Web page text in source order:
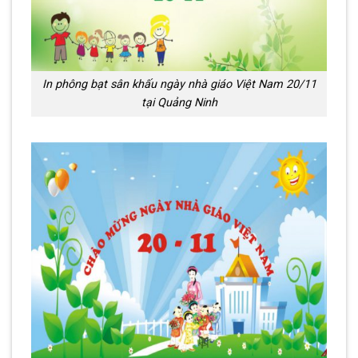
In phông bạt sân khấu ngày nhà giáo Việt Nam 20/11
tại Quảng Ninh